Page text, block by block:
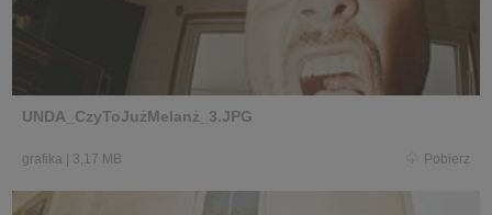
UNDA_CzyToJużMelanż_3.JPG
grafika 3,17 MB Pobierz